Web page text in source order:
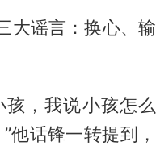
大谣言：换心、输
，我说小孩怎么
话锋一转提到，